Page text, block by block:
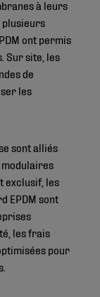
à leurs
plusieurs
ont permis
Sur site, les
de
les
sont alliés
exclusif, les
EPDM sont
les frais
pour